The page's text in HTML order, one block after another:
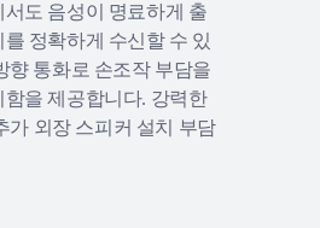
도 음성이 명료하게 출
정확하게 수신할 수 있
향 통화로 손조작 부담을
을 제공합니다. 강력한
가 외장 스피커 설치 부담